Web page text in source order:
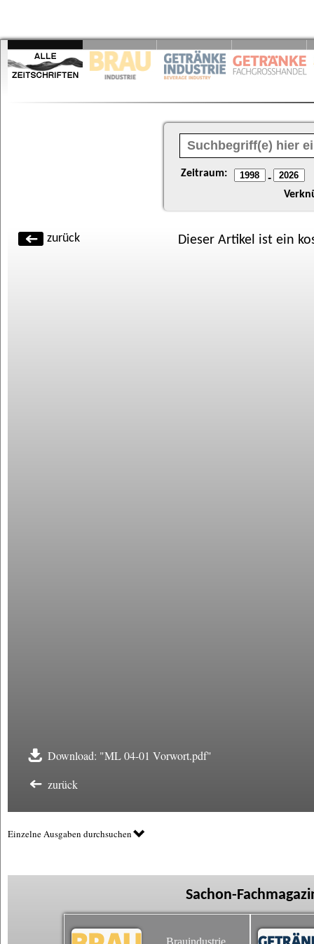
Zeitraum: -
zurück Dieser Artikel ist ein
Download: "ML 04-01 Vorwort.pdf"
zurück
Einzelne Ausgaben durchsuchen
Sachon-
Brauindustrie